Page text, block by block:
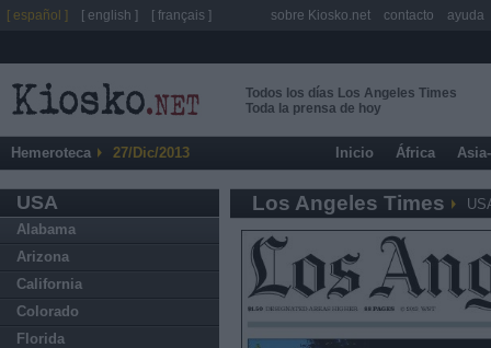
Todos los días Los Angeles Times
Toda la prensa de hoy
Hemeroteca 27/Dic/2013 Inicio África
USA
Alabama
Arizona
California
Colorado
Florida
Los Angeles Times
[ español ] [ english ] [ français ] sobre Kiosko.net contacto ayuda